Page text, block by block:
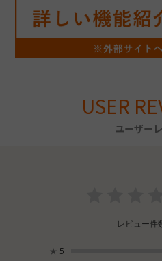
USER
ユーザー
レビュー件
★ 5